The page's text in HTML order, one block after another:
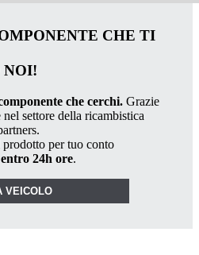
CHE TI
NOI!
che cerchi. Grazie
settore della ricambistica
per tuo conto
24h ore.
VEICOLO